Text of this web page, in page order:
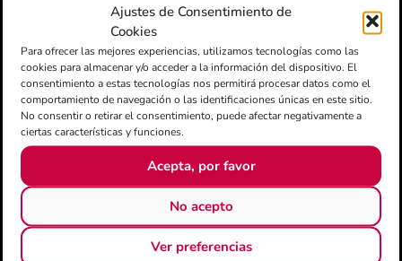
Ajustes de Consentimiento de
Cookies
Para ofrecer las mejores experiencias, utilizamos tecnologías como las
cookies para almacenar y/o acceder a la información del dispositivo. El
consentimiento a estas tecnologías nos permitirá procesar datos como el
comportamiento de navegación o las identificaciones únicas en este sitio.
No consentir o retirar el consentimiento, puede afectar negativamente a
ciertas características y funciones.
Acepta, por favor
No acepto
Ver preferencias
+ Añadir a Google Calendar
+ exportación iCal / Outlook